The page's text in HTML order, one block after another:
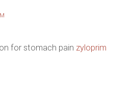
for stomach pain zyloprim